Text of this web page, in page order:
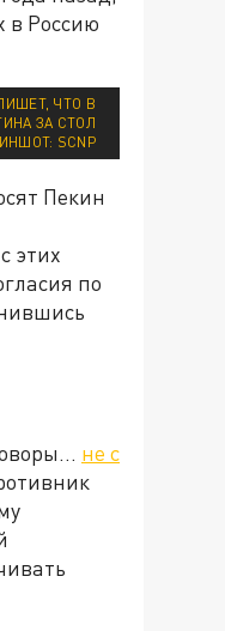
в Россию
ЧТО В
ЗА СТОЛ
SCNP
Пекин
этих
по
не с